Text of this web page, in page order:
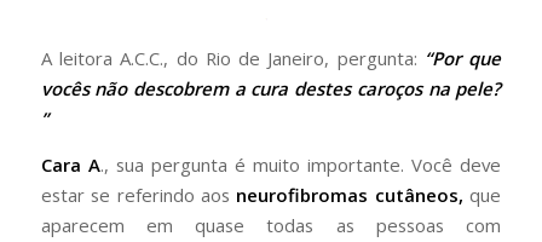
A leitora A.C.C., do Rio de Janeiro, pergunta: “Por que
vocês não descobrem a cura destes caroços na pele?
”
Cara A., sua pergunta é muito importante. Você deve
estar se referindo aos neurofibromas cutâneos, que
aparecem em quase todas as pessoas com